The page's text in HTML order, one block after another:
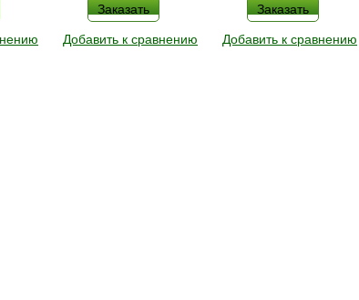
Заказать
Добавить к сравнению
Заказать
Добавить к сравнению